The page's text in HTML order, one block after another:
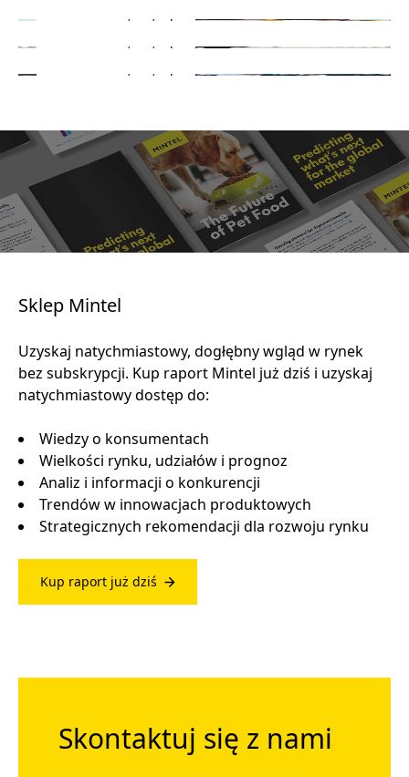
Nasze dane i analizy, na Twój sposób
Sklep Mintel
Uzyskaj natychmiastowy, dogłębny wgląd w rynek
bez subskrypcji. Kup raport Mintel już dziś i uzyskaj
natychmiastowy dostęp do:
Wiedzy o konsumentach
Wielkości rynku, udziałów i prognoz
Analiz i informacji o konkurencji
Trendów w innowacjach produktowych
Strategicznych rekomendacji dla rozwoju rynku
Kup raport już dziś
Skontaktuj się z nami